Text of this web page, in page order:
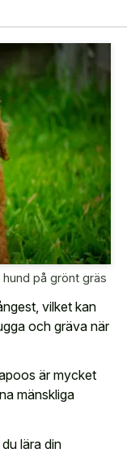
på grönt gräs
vilket kan
och gräva när
är mycket
mänskliga
lära din